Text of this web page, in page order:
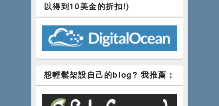
以得到10美金的折扣!)
想輕鬆架設自己的blog? 我推薦：